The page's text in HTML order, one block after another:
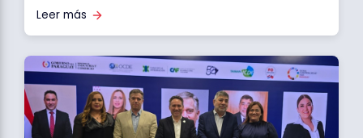
Leer más